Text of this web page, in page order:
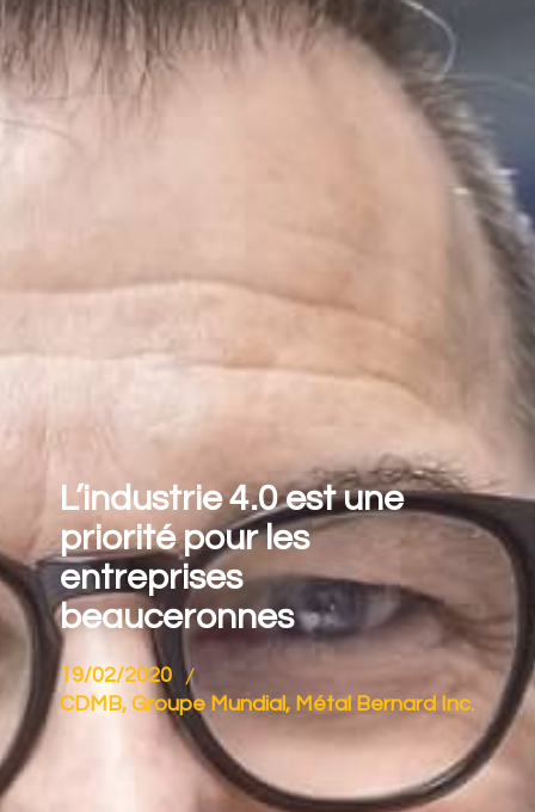
L’industrie 4.0 est une
priorité pour les
entreprises
beauceronnes
19/02/2020
CDMB, Groupe Mundial, Métal Bernard Inc.